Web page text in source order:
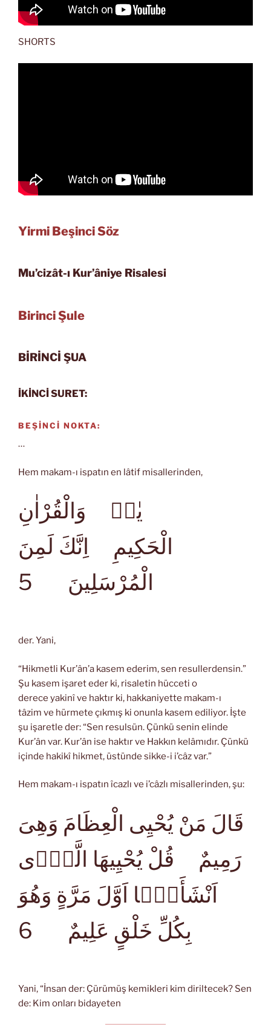
SHORTS
Yirmi Beşinci Söz
Mu’cizât-ı Kur’âniye Risalesi
Birinci Şule
BİRİNCİ ŞUA
İKİNCİ SURET:
BEŞİNCİ NOKTA:
…
Hem makam-ı ispatın en lâtif misallerinden,
يٰسۤ وَالْقُرْاٰنِ
الْحَكِيمِ اِنَّكَ لَمِنَ
الْمُرْسَلِينَ
der. Yani,
“Hikmetli Kur’ân’a kasem ederim, sen resullerdensin.”
Şu kasem işaret eder ki, risaletin hücceti o
derece yakinî ve haktır ki, hakkaniyette makam-ı
tâzim ve hürmete çıkmış ki onunla kasem ediliyor. İşte
şu işaretle der: “Sen resulsün. Çünkü senin elinde
Kur’ân var. Kur’ân ise haktır ve Hakkın kelâmıdır. Çünkü
içinde hakikî hikmet, üstünde sikke-i i’câz var.”
Hem makam-ı ispatın îcazlı ve i’câzlı misallerinden, şu:
قَالَ مَنْ يُحْيِى الْعِظَامَ وَهِىَ
رَمِيمٌ قُلْ يُحْيِيهَا الَّذِۤى
اَنْشَأَهَۤا اَوَّلَ مَرَّةٍ وَهُوَ
بِكُلِّ خَلْقٍ عَلِيمٌ
6
Yani, “İnsan der: Çürümüş kemikleri kim diriltecek? Sen
de: Kim onları bidayeten